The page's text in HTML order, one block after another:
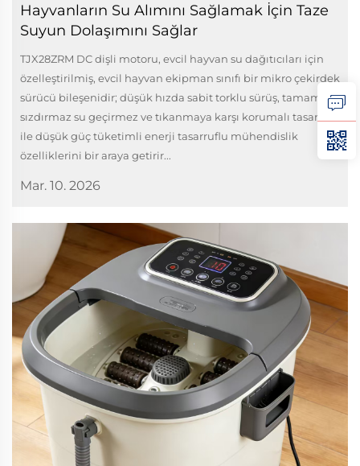
Hayvanların Su Alımını Sağlamak İçin Taze
Suyun Dolaşımını Sağlar
TJX28ZRM DC dişli motoru, evcil hayvan su dağıtıcıları için
özelleştirilmiş, evcil hayvan ekipman sınıfı bir mikro çekirdek
sürücü bileşenidir; düşük hızda sabit torklu sürüş, tamamen
sızdırmaz su geçirmez ve tıkanmaya karşı korumalı tasarım
ile düşük güç tüketimli enerji tasarruflu mühendislik
özelliklerini bir araya getirir...
Mar. 10. 2026